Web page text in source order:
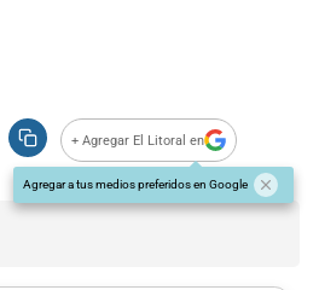
+ Agregar El Litoral en
Agregar a tus medios preferidos en Google